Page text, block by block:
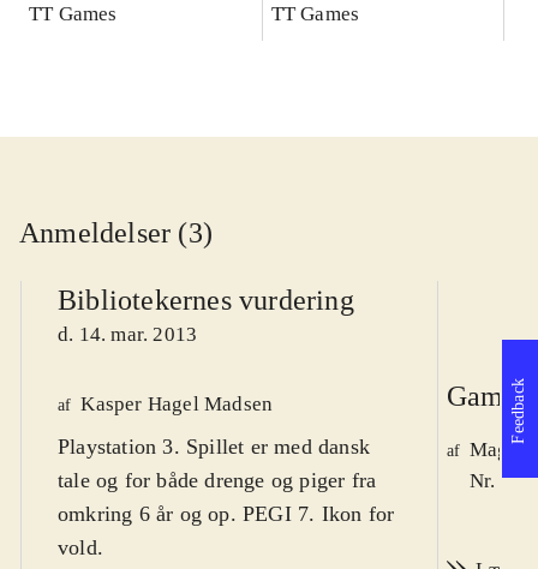
TT Games
TT Games
Anmeldelser (3)
Bibliotekernes vurdering
d. 14. mar. 2013
af Kasper Hagel Madsen
Playstation 3. Spillet er med dansk
tale og for både drenge og piger fra
omkring 6 år og op. PEGI 7. Ikon for
vold.
Game
af
Nr.
Feedback